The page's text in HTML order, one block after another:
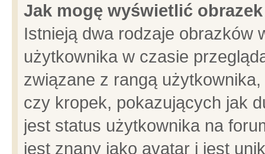
Jak mogę wyświetlić
Istnieją dwa rodzaje obrazków
użytkownika w czasie
związane z rangą
czy kropek, pokazujących jak
jest status użytkownika na
jest znany jako avatar i jest